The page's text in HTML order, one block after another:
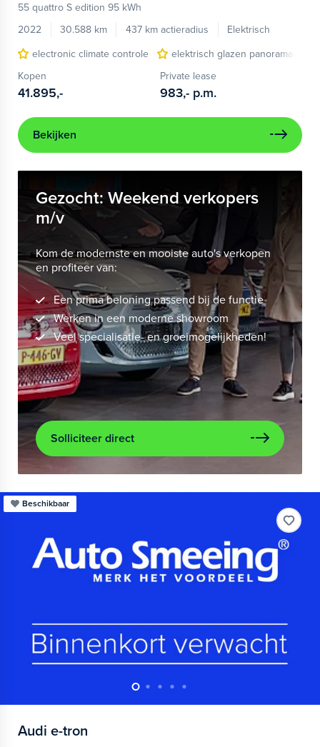
55 quattro S edition 95 kWh
2022
30.588 km 437 km actieradius
Elektrisch
electronic climate controle
elektrisch glazen panorama-dak
Kopen
41.895,-
Private lease
983,- p.m.
Bekijken
Gezocht: Weekend verkopers
m/v
Kom de modernste en mooiste auto's verkopen
en profiteer van:
Een prima beloning passend bij de functie
Werken in een moderne showroom
Veel specialisatie- en groeimogelijkheden!
Solliciteer direct
Beschikbaar
Audi e-tron